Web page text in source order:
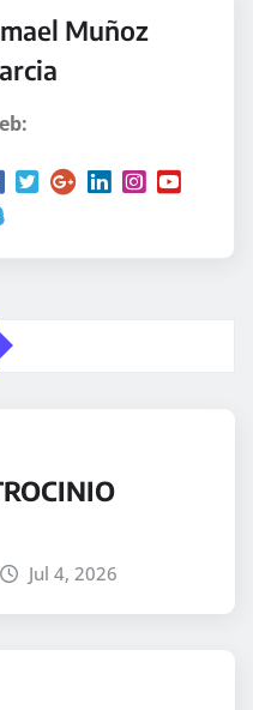
Muñoz
Jul 4, 2026